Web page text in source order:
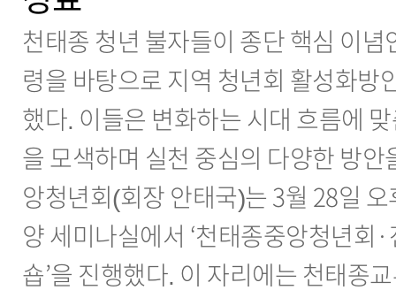
천태종 청년 불자들이 종단 핵심 이념
령을 바탕으로 지역 청년회 활성화방
했다. 이들은 변화하는 시대 흐름에
을 모색하며 실천 중심의 다양한 방
앙청년회(회장 안태국)는 3월 28일
양 세미나실에서 ‘천태종중앙청년회
숍’을 진행했다. 이 자리에는 천태종